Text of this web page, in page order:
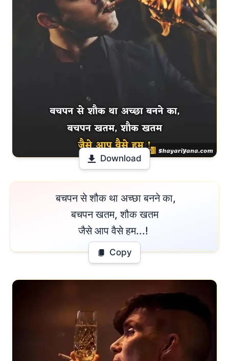
Download
बचपन से शौक था अच्छा बनने का,
बचपन खतम, शौक खतम
जैसे आप वैसे हम...!
Copy